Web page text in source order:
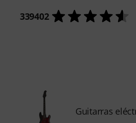
339402
Guitarras